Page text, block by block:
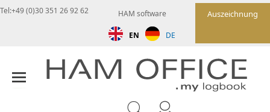
Auszeichnung
HAM software
EN DE
Tel:+49 (0)30 351 26 92 62